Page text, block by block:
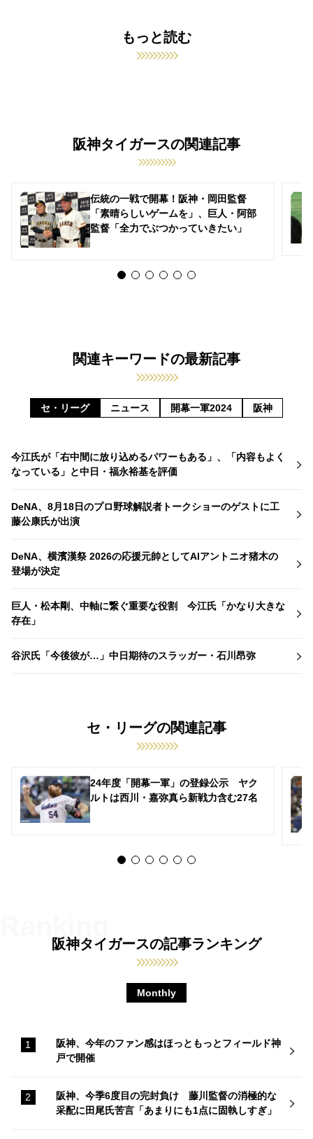
もっと読む
阪神タイガースの関連記事
伝統の一戦で開幕！阪神・岡田監督
「素晴らしいゲームを」、巨人・阿部
監督「全力でぶつかっていきたい」
関連キーワードの最新記事
セ・リーグ ニュース 開幕一軍2024 阪神
今江氏が「右中間に放り込めるパワーもある」、「内容もよく
なっている」と中日・福永裕基を評価
DeNA、8月18日のプロ野球解説者トークショーのゲストに工
藤公康氏が出演
DeNA、横濱漢祭 2026の応援元帥としてAIアントニオ猪木の
登場が決定
巨人・松本剛、中軸に繋ぐ重要な役割 今江氏「かなり大きな
存在」
谷沢氏「今後彼が…」中日期待のスラッガー・石川昂弥
セ・リーグの関連記事
24年度「開幕一軍」の登録公示 ヤク
ルトは西川・嘉弥真ら新戦力含む27名
阪神タイガースの記事ランキング
Monthly
阪神、今年のファン感はほっともっとフィールド神
戸で開催
阪神、今季6度目の完封負け 藤川監督の消極的な
采配に田尾氏苦言「あまりにも1点に固執しすぎ」